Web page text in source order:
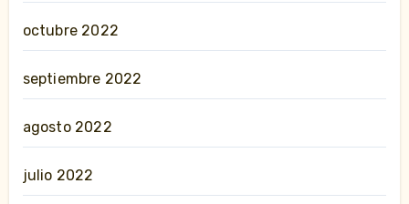
octubre 2022
septiembre 2022
agosto 2022
julio 2022